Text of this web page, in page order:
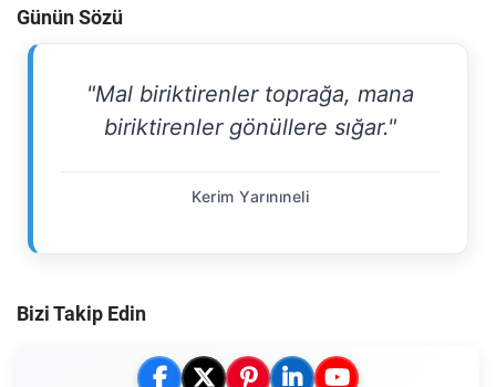
Günün Sözü
"Mal biriktirenler toprağa, mana
biriktirenler gönüllere sığar."
Kerim Yarınıneli
Bizi Takip Edin